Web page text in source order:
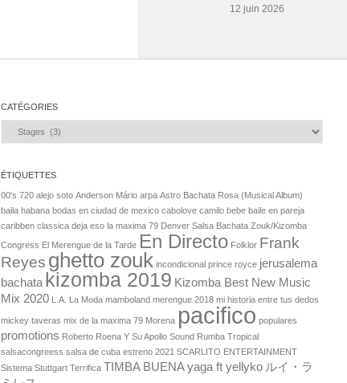
12 juin 2026
CATÉGORIES
ÉTIQUETTES
00's 720 alejo soto Anderson Mário arpa Astro Bachata Rosa (Musical Album)
baila habana bodas en ciudad de mexico cabolove camilo bebe baile en pareja
caribben classica deja eso la maxima 79 Denver Salsa Bachata Zouk/Kizomba
Congress El Merengue de la Tarde En Directo Folklor Frank
Reyes ghetto zouk incondicional prince royce jerusalema
bachata kizomba 2019 Kizomba Best New Music
Mix 2020 L.A. La Moda mamboland merengue 2018 mi historia entre tus dedos
mickey taveras mix de la maxima 79 Morena pacifico populares
promotions Roberto Roena Y Su Apollo Sound Rumba Tropical
salsacongreess salsa de cuba estreno 2021 SCARLITO ENTERTAINMENT
Sistema Stuttgart Terrifica TIMBA BUENA yaga ft yellyko ルイ・ラ